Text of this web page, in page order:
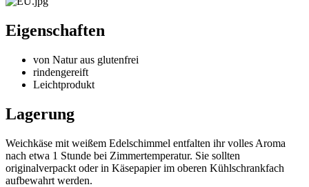
Eigenschaften
von Natur aus glutenfrei
rindengereift
Leichtprodukt
Lagerung
Weichkäse mit weißem Edelschimmel entfalten ihr volles Aroma
nach etwa 1 Stunde bei Zimmertemperatur. Sie sollten
originalverpackt oder in Käsepapier im oberen Kühlschrankfach
aufbewahrt werden.